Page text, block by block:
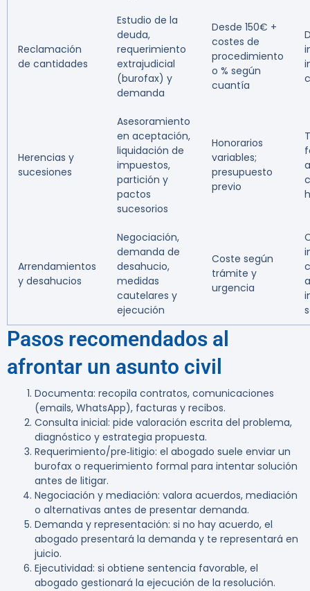
Reclamación
de cantidades
Estudio de la
deuda,
requerimiento
extrajudicial
(burofax) y
demanda
Desde 150€ +
costes de
procedimiento
o % según
cuantía
Herencias y
sucesiones
Asesoramiento
en aceptación,
liquidación de
impuestos,
partición y
pactos
sucesorios
Honorarios
variables;
presupuesto
previo
Arrendamientos
y desahucios
Negociación,
demanda de
desahucio,
medidas
cautelares y
ejecución
Coste según
trámite y
urgencia
Pasos recomendados al
afrontar un asunto civil
Documenta: recopila contratos, comunicaciones
(emails, WhatsApp), facturas y recibos.
Consulta inicial: pide valoración escrita del problema,
diagnóstico y estrategia propuesta.
Requerimiento/pre‑litigio: el abogado suele enviar un
burofax o requerimiento formal para intentar solución
antes de litigar.
Negociación y mediación: valora acuerdos, mediación
o alternativas antes de presentar demanda.
Demanda y representación: si no hay acuerdo, el
abogado presentará la demanda y te representará en
juicio.
Ejecutividad: si obtiene sentencia favorable, el
abogado gestionará la ejecución de la resolución.